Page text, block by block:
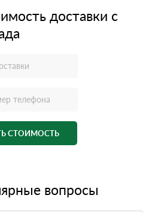
доставки с
СТОИМОСТЬ
вопросы